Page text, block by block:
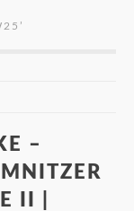
’
–
II |